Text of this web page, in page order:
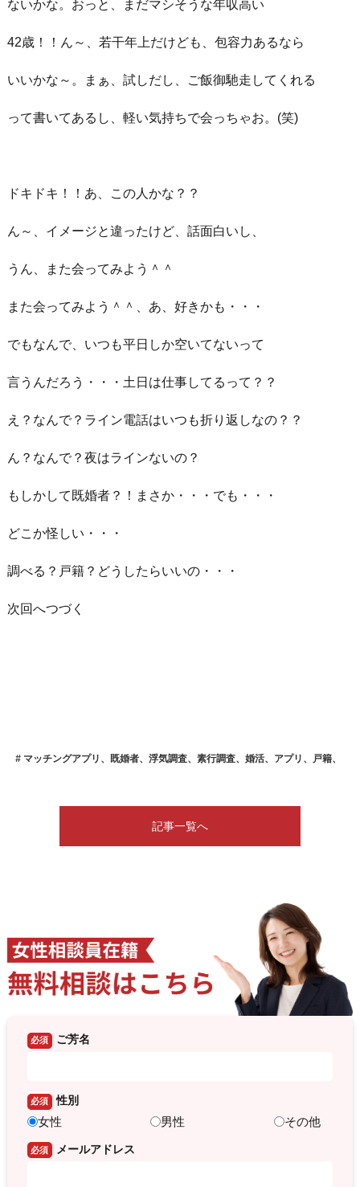
ないかな。おっと、まだマシそうな年収高い
42歳！！ん～、若干年上だけども、包容力あるなら
いいかな～。まぁ、試しだし、ご飯御馳走してくれる
って書いてあるし、軽い気持ちで会っちゃお。(笑)
ドキドキ！！あ、この人かな？？
ん～、イメージと違ったけど、話面白いし、
うん、また会ってみよう＾＾
また会ってみよう＾＾、あ、好きかも・・・
でもなんで、いつも平日しか空いてないって
言うんだろう・・・土日は仕事してるって？？
え？なんで？ライン電話はいつも折り返しなの？？
ん？なんで？夜はラインないの？
もしかして既婚者？！まさか・・・でも・・・
どこか怪しい・・・
調べる？戸籍？どうしたらいいの・・・
次回へつづく
マッチングアプリ、既婚者、浮気調査、素行調査、婚活、アプリ、戸籍、
記事一覧へ
必須 ご芳名
必須 性別
女性 男性 その他
必須 メールアドレス